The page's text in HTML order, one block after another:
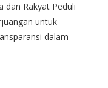
dan Rakyat Peduli
untuk
dalam